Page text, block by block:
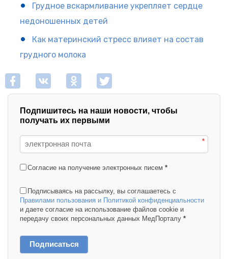
Грудное вскармливание укрепляет сердце
недоношенных детей
Как материнский стресс влияет на состав
грудного молока
Подпишитесь на наши новости, чтобы
получать их первыми
*
Согласие на получение электронных писем *
Подписываясь на рассылку, вы соглашаетесь с
Правилами пользования и Политикой конфиденциальности
и даете согласие на использование файлов cookie и
передачу своих персональных данных МедПорталу *
Подписаться